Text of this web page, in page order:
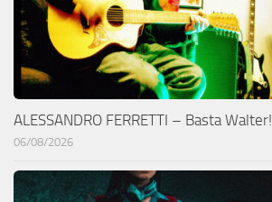
ALESSANDRO FERRETTI – Basta Walter!
06/08/2026